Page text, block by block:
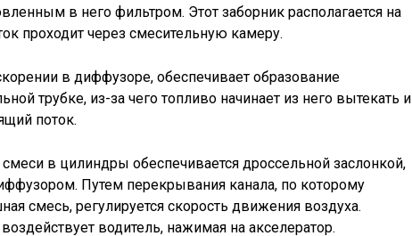
в него фильтром. Этот заборник располагается на
проходит через смесительную камеру.
в диффузоре, обеспечивает образование
трубке, из-за чего топливо начинает из него вытекать и
поток.
в цилиндры обеспечивается дроссельной заслонкой,
Путем перекрывания канала, по которому
смесь, регулируется скорость движения воздуха.
водитель, нажимая на акселератор.